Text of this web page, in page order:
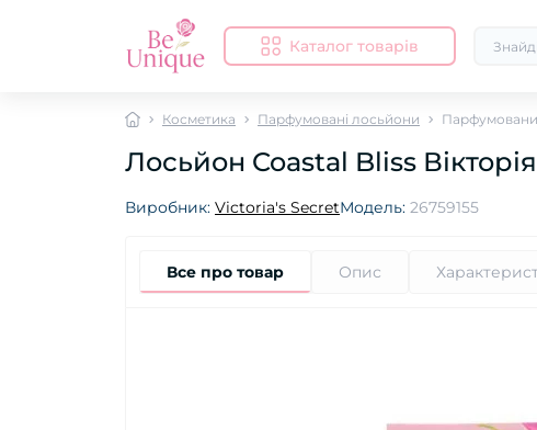
Каталог товарів
Косметика Парфумовані лосьйони
Лосьйон Coastal Bliss
Виробник: Victoria's SecretМодель: 26759155
Все про товар Опис